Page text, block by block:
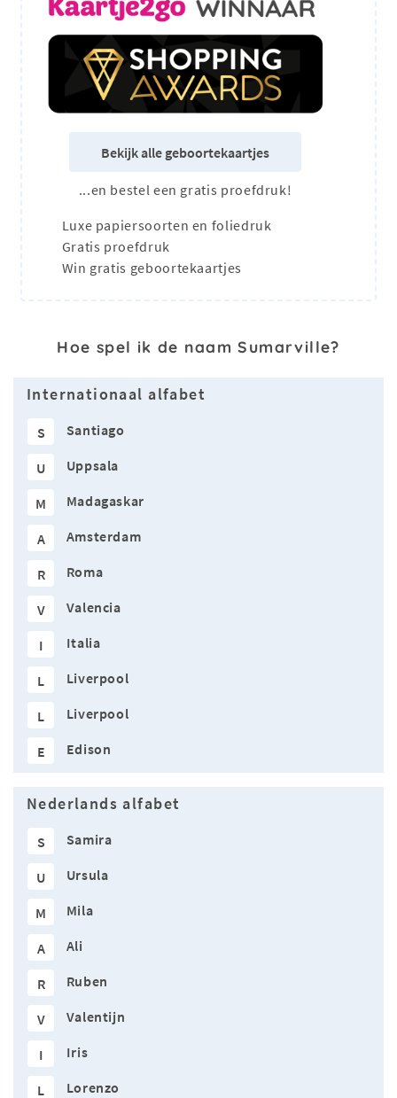
Bekijk alle geboortekaartjes
...en bestel een gratis proefdruk!
Luxe papiersoorten en foliedruk
Gratis proefdruk
Win gratis geboortekaartjes
Hoe spel ik de naam Sumarville?
Internationaal alfabet
S Santiago
U Uppsala
M Madagaskar
A Amsterdam
R Roma
V Valencia
I Italia
L Liverpool
L Liverpool
E Edison
Nederlands alfabet
S Samira
U Ursula
M Mila
A Ali
R Ruben
V Valentijn
I Iris
L Lorenzo